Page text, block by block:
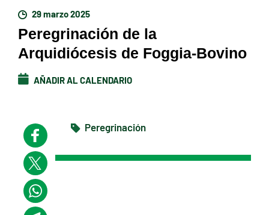
29 marzo 2025
Peregrinación de la
Arquidiócesis de Foggia-Bovino
AÑADIR AL CALENDARIO
Peregrinación